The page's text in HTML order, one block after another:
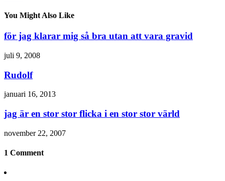
You Might Also Like
för jag klarar mig så bra utan att vara gravid
juli 9, 2008
Rudolf
januari 16, 2013
jag är en stor stor flicka i en stor stor värld
november 22, 2007
1 Comment